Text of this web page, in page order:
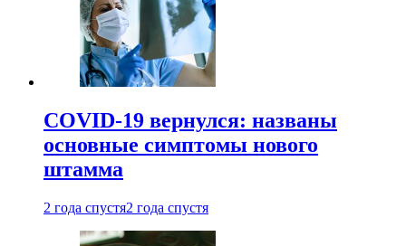
COVID-19 вернулся: названы
основные симптомы нового
штамма
2 года спустя2 года спустя